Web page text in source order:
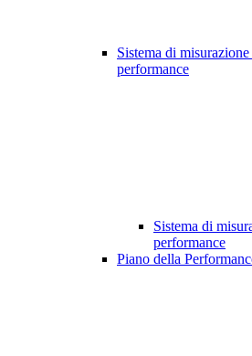
Sistema di
performance
Sistema di
performance
Piano della